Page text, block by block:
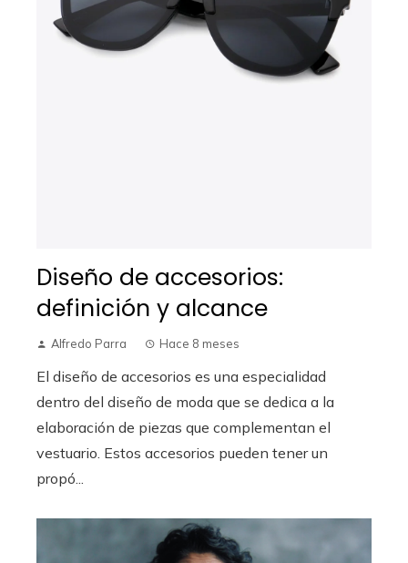
Diseño de accesorios:
definición y alcance
Alfredo Parra Hace 8 meses
El diseño de accesorios es una especialidad
dentro del diseño de moda que se dedica a la
elaboración de piezas que complementan el
vestuario. Estos accesorios pueden tener un
propó...